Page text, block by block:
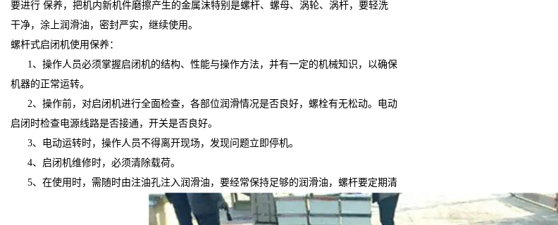
要进行 保养，把机内新机件磨擦产生的金属沫特别是螺杆、螺母、涡轮、涡杆，要轻洗
干净，涂上润滑油，密封严实，继续使用。
螺杆式启闭机使用保养：
1、操作人员必须掌握启闭机的结构、性能与操作方法，并有一定的机械知识，以确保
机器的正常运转。
2、操作前，对启闭机进行全面检查，各部位润滑情况是否良好，螺栓有无松动。电动
启闭时检查电源线路是否接通，开关是否良好。
3、电动运转时，操作人员不得离开现场，发现问题立即停机。
4、启闭机维修时，必须清除载荷。
5、在使用时，需随时由注油孔注入润滑油，要经常保持足够的润滑油，螺杆要定期清